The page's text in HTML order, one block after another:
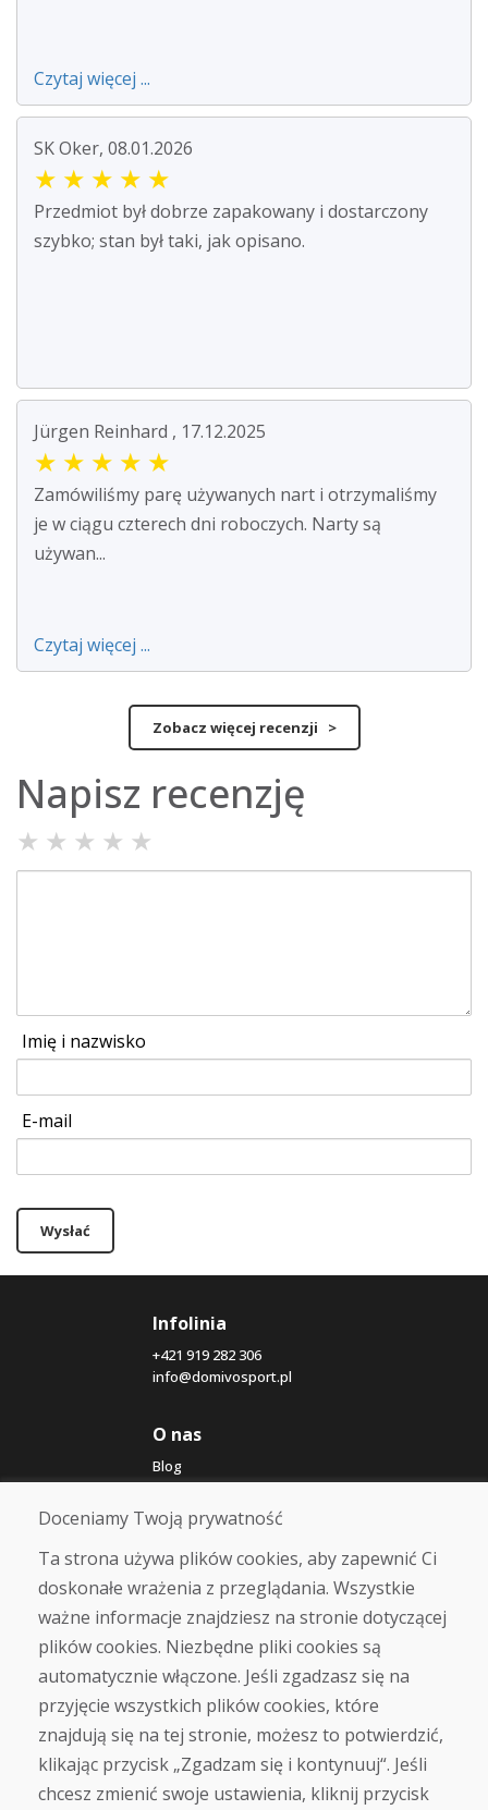
Czytaj więcej ...
SK Oker, 08.01.2026
★ ★ ★ ★ ★
Przedmiot był dobrze zapakowany i dostarczony
szybko; stan był taki, jak opisano.
Jürgen Reinhard , 17.12.2025
★ ★ ★ ★ ★
Zamówiliśmy parę używanych nart i otrzymaliśmy
je w ciągu czterech dni roboczych. Narty są
używan...
Czytaj więcej ...
Zobacz więcej recenzji >
Napisz recenzję
★ ★ ★ ★ ★
Imię i nazwisko
E-mail
Wysłać
Infolinia
+421 919 282 306
info@domivosport.pl
O nas
Blog
O nas
Sklep
Kontakt
Zakup
Sklep internetowy
Warunki handlowe
Transport
Zapłata
Skarga
Zwrot i wymiana towaru
Ochrona danych osobowych
Cookies
Doceniamy Twoją prywatność
Ta strona używa plików cookies, aby zapewnić Ci
doskonałe wrażenia z przeglądania. Wszystkie
ważne informacje znajdziesz na stronie dotyczącej
plików cookies. Niezbędne pliki cookies są
automatycznie włączone. Jeśli zgadzasz się na
przyjęcie wszystkich plików cookies, które
znajdują się na tej stronie, możesz to potwierdzić,
klikając przycisk „Zgadzam się i kontynuuj“. Jeśli
chcesz zmienić swoje ustawienia, kliknij przycisk